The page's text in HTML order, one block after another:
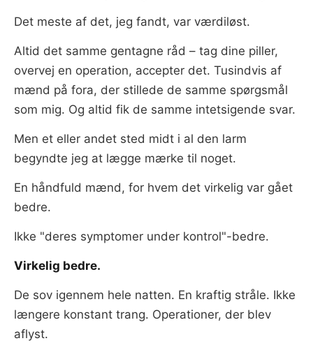
Det meste af det, jeg fandt, var værdiløst.
Altid det samme gentagne råd – tag dine piller,
overvej en operation, accepter det. Tusindvis af
mænd på fora, der stillede de samme spørgsmål
som mig. Og altid fik de samme intetsigende svar.
Men et eller andet sted midt i al den larm
begyndte jeg at lægge mærke til noget.
En håndfuld mænd, for hvem det virkelig var gået
bedre.
Ikke "deres symptomer under kontrol"-bedre.
Virkelig bedre.
De sov igennem hele natten. En kraftig stråle. Ikke
længere konstant trang. Operationer, der blev
aflyst.